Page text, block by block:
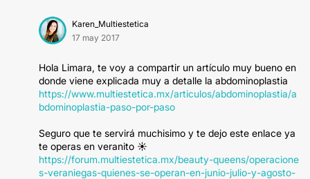
Karen_Multiestetica
17 may 2017
Hola Limara, te voy a compartir un artículo muy bueno en
donde viene explicada muy a detalle la abdominoplastia
https://www.multiestetica.mx/articulos/abdominoplastia/a
bdominoplastia-paso-por-paso
Seguro que te servirá muchisimo y te dejo este enlace ya
te operas en veranito ☀️
https://forum.multiestetica.mx/beauty-queens/operacione
s-veraniegas-quienes-se-operan-en-junio-julio-y-agosto-